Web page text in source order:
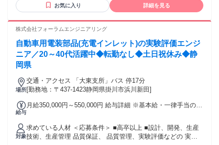
与） 交通費：交通費支給 1か月3万円を上限
お気に入り 詳細を見る
株式会社フォーラムエンジニアリング
自動車用電装部品(充電インレット)の実験評価エンジ
ニア／20～40代活躍中◆転勤なし◆土日祝休み◆静
岡県
場所
交通・アクセス 「大東支所」バス 停17分
[勤務地：〒437-1423静岡県掛川市浜川新田]
給与
月給350,000円～550,000円 給与詳細 ※基本給・一律手当の総
手当】 全員に一律で支払われる通勤・皆勤・家族手当金額：
なし 全員に一律で支払われるその他手当金額：あり 1ヶ月あ
たり1万円 ★給与には月1万円の住宅手当が一律で含まれてい
対象
求めている人材 ＜応募条件＞ ■高卒以上 ■設計、開発、生産
技術、生産管理 品質保証、 品質管理、実験評価などの 実務